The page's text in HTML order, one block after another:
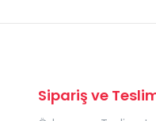
Sipariş ve